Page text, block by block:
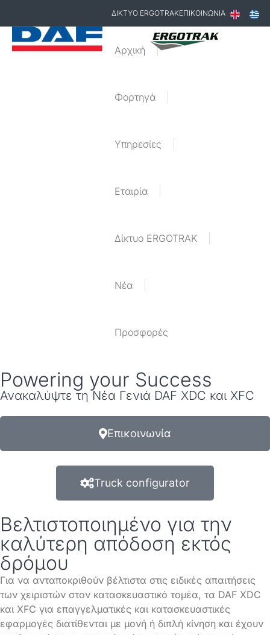
ΔΙΚΤΥΟ ERGOTRAKΕΠΙΚΟΙΝΩΝΙΑ
Αρχική
Φορτηγά
Υπηρεσίες
Εταιρία
Δίκτυο ERGOTRAK
Nέα
Προσφορές
Powering your Success
Ανακαλύψτε τη Νέα Γενιά DAF XDC και XFC
Επικοινωνία
Truck configurator
Βελτιστοποιημένο για την
καλύτερη απόδοση εκτός
δρόμου
Για να ανταποκριθούν βέλτιστα στις ειδικές απαιτήσεις
των χειριστών στον κατασκευαστικό τομέα, τα DAF XDC
και XFC για επαγγελματικές και κατασκευαστικές
εφαρμογές διατίθενται με μονή ή διπλή κίνηση και έχουν